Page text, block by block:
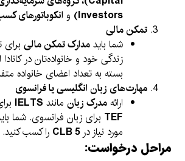
Investors) و انکوباتورهای
تمکن مالی
شما بایدمدارک تمکن مالی
زندگی خود و خانواده‌تان در کانادا
بسته به تعداد اعضای خانواده
مهارت‌های زبان انگلیسی یا فرانسوی
ارائهمدرک زبان مانند IELTS
TEF برای زبان فرانسوی. شما
مورد نیاز درCLB 5 را کسب کنید.
مراحل درخواست: